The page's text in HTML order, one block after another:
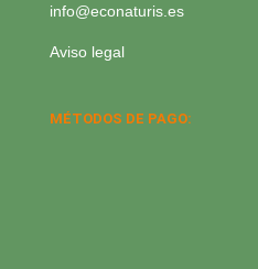
info@econaturis.es
Aviso legal
MÉTODOS DE PAGO: